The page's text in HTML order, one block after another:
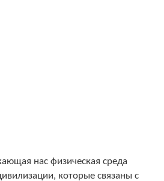
нас физическая среда
которые связаны с